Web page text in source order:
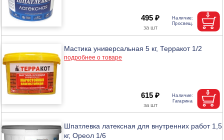
495 ₽
Мастика универсальная 5 кг, Терракот 1/2
подробнее о товаре
615 ₽
Шпатлевка латексная для внутренних работ 1,5
кг, Ореол 1/6